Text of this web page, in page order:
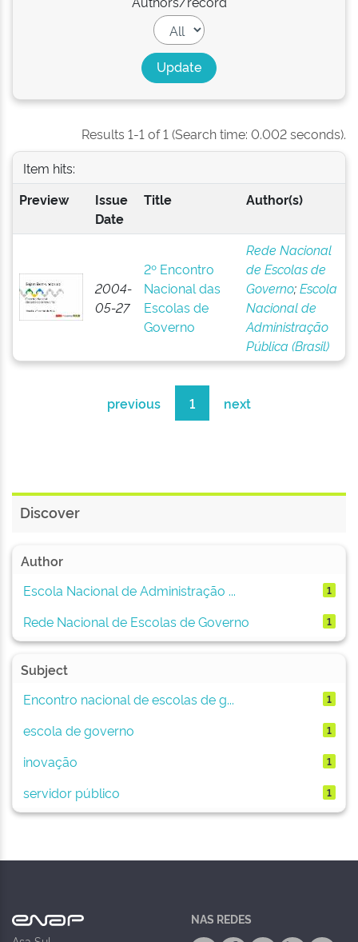
Results 1-1 of 1 (Search time: 0.002 seconds).
Item hits:
Preview
Issue
Date
Title Author(s)
2004-
05-27
2º Encontro
Nacional das
Escolas de
Governo
Rede Nacional
de Escolas de
Governo;Escola
Nacional de
Administração
Pública (Brasil)
previous 1 next
Discover
Author
Escola Nacional de Administração ...
1
Rede Nacional de Escolas de Governo 1
Subject
Encontro nacional de escolas de g...
1
escola de governo 1
inovação 1
servidor público 1
NAS REDES